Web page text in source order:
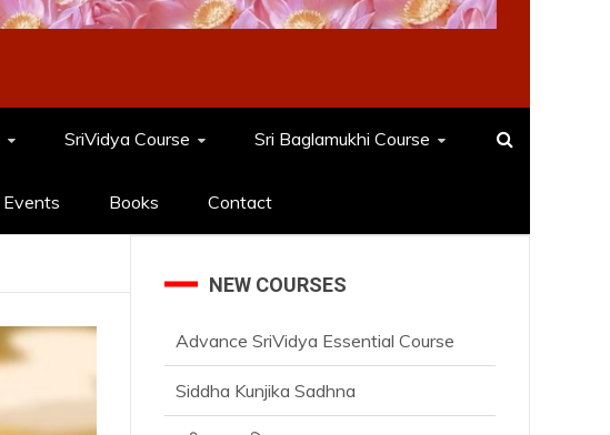
SriVidya Course Sri Baglamukhi Course
Events Books Contact
NEW COURSES
Advance SriVidya Essential Course
Siddha Kunjika Sadhna
श्रीमहागणपति साधना ( SriVidya 1st Level )
Course